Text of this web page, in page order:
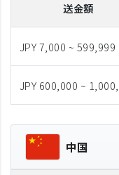
送金額
JPY 7,000 ~ 599,999
JPY 600,000 ~
中国